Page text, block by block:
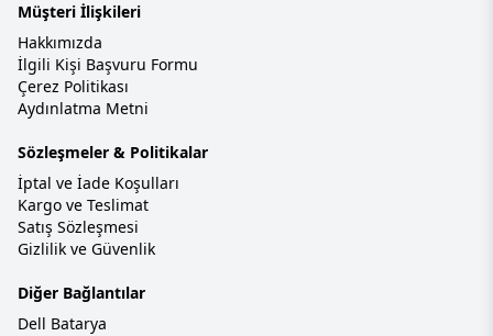
Müşteri İlişkileri
Hakkımızda
İlgili Kişi Başvuru Formu
Çerez Politikası
Aydınlatma Metni
Sözleşmeler & Politikalar
İptal ve İade Koşulları
Kargo ve Teslimat
Satış Sözleşmesi
Gizlilik ve Güvenlik
Diğer Bağlantılar
Dell Batarya